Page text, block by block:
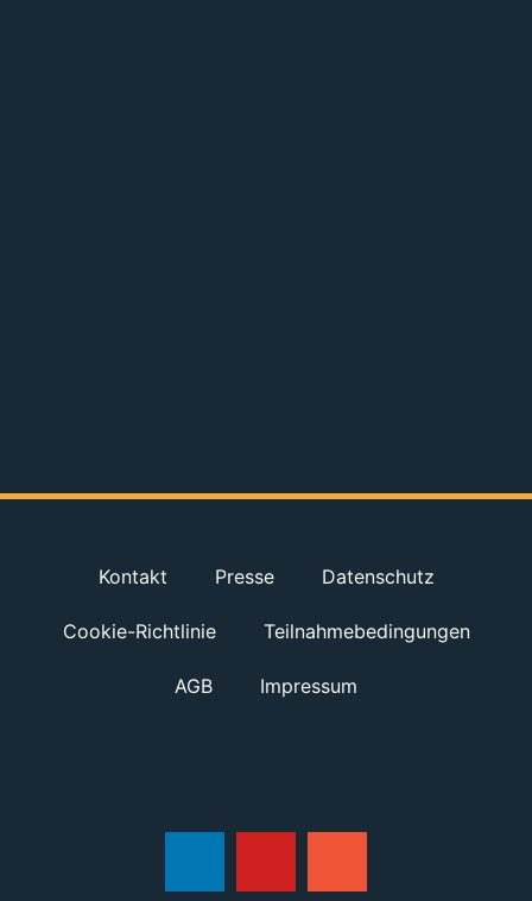
Kontakt Presse Datenschutz
Cookie-Richtlinie Teilnahmebedingungen
AGB Impressum